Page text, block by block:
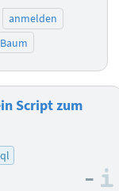
anmelden
Script zum
–